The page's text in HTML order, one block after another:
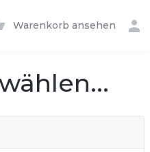
Warenkorb ansehen